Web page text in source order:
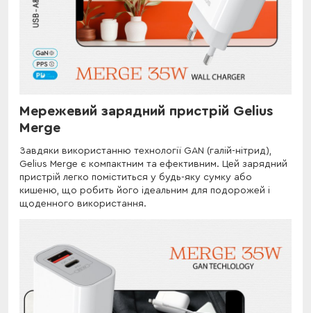
Мережевий зарядний пристрій Gelius
Merge
Завдяки використанню технології GAN (галій-нітрид),
Gelius Merge є компактним та ефективним. Цей зарядний
пристрій легко поміститься у будь-яку сумку або
кишеню, що робить його ідеальним для подорожей і
щоденного використання.